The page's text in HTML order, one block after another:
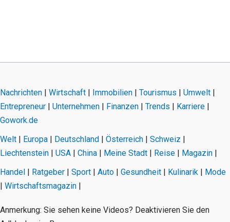
Nachrichten | Wirtschaft | Immobilien | Tourismus | Umwelt |
Entrepreneur | Unternehmen | Finanzen | Trends | Karriere |
Gowork.de
Welt | Europa | Deutschland | Österreich | Schweiz |
Liechtenstein | USA | China | Meine Stadt | Reise | Magazin |
Handel | Ratgeber | Sport | Auto | Gesundheit | Kulinarik | Mode
| Wirtschaftsmagazin |
Anmerkung: Sie sehen keine Videos? Deaktivieren Sie den